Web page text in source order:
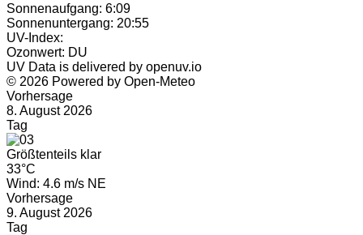
Sonnenaufgang: 6:09
Sonnenuntergang: 20:55
UV-Index:
Ozonwert: DU
UV Data is delivered by openuv.io
© 2026 Powered by Open-Meteo
Vorhersage
8. August 2026
Tag
Größtenteils klar
33°C
Wind: 4.6 m/s NE
Vorhersage
9. August 2026
Tag